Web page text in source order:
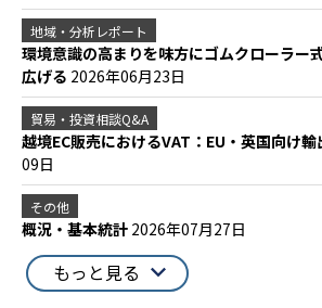
地域・分析レポート
環境意識の高まりを味方にゴムクローラー
広げる 2026年06月23日
貿易・投資相談Q&A
越境EC販売におけるVAT：EU・英国向け輸
09日
その他
概況・基本統計 2026年07月27日
もっと見る